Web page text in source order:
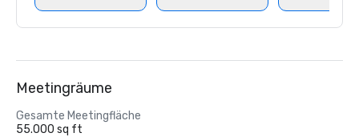
Meetingräume
Gesamte Meetingfläche
55.000 sq ft